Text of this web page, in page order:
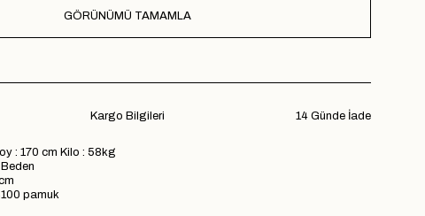
GÖRÜNÜMÜ TAMAMLA
14 Günde İade
Kargo Bilgileri
: 170 cm Kilo : 58kg
pamuk